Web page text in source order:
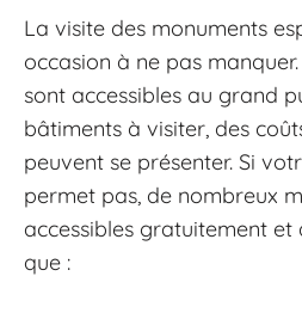
La visite des monuments
occasion à ne pas
sont accessibles au grand
bâtiments à visiter, des
peuvent se présenter. Si
permet pas, de nombreux
accessibles gratuitement et
que :